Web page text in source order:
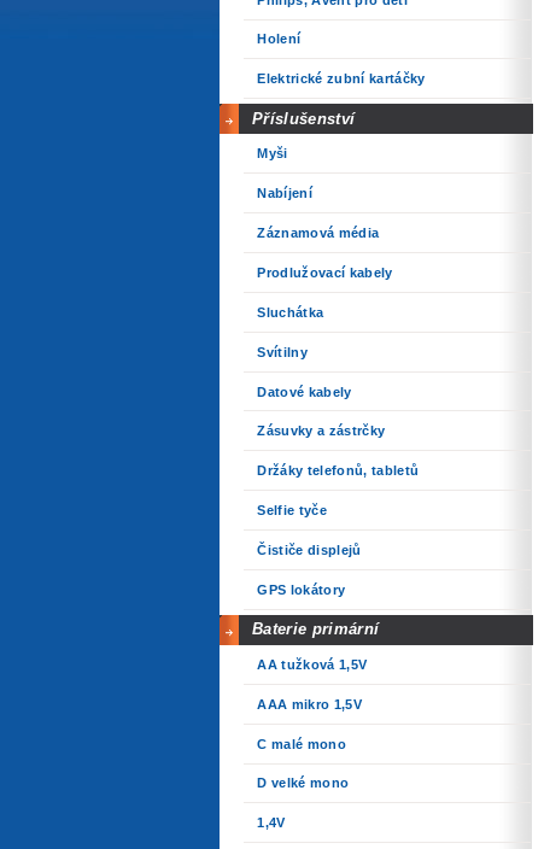
Holení
Elektrické zubní kartáčky
Příslušenství
Myši
Nabíjení
Záznamová média
Prodlužovací kabely
Sluchátka
Svítilny
Datové kabely
Zásuvky a zástrčky
Držáky telefonů, tabletů
Selfie tyče
Čističe displejů
GPS lokátory
Baterie primární
AA tužková 1,5V
AAA mikro 1,5V
C malé mono
D velké mono
1,4V